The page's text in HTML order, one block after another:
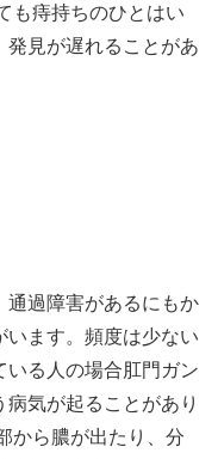
も痔持ちのひとはい
見が遅れることがあ
通過障害があるにもか
います。頻度は少ない
いる人の場合肛門ガン
気が起ることがあり
から膿が出たり、分